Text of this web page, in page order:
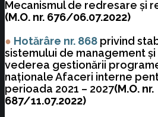
Mecanismul de redresare şi
(M.O. nr. 676/06.07.2022)
● Hotărâre nr. 868 privind
sistemului de management şi
vederea gestionării
naţionale Afaceri interne
perioada 2021 – 2027(M.O. nr.
687/11.07.2022)